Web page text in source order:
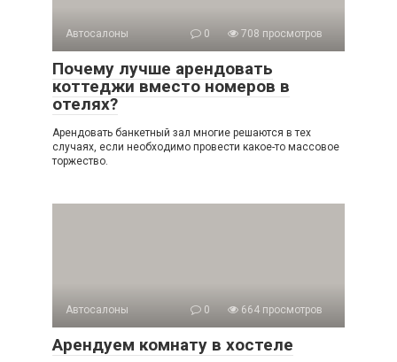
Автосалоны 0 708 просмотров
Почему лучше арендовать
коттеджи вместо номеров в
отелях?
Арендовать банкетный зал многие решаются в тех
случаях, если необходимо провести какое-то массовое
торжество.
Автосалоны 0 664 просмотров
Арендуем комнату в хостеле